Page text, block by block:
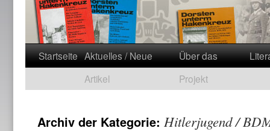
Startseite Aktuelles / Neue
Artikel
Über das
Projekt
Archiv der Kategorie: Hitlerjugend /